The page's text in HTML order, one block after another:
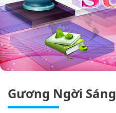
Gương Ngời Sáng